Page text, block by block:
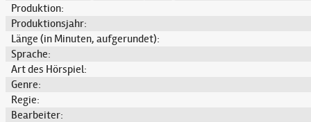
Produktion:
Produktionsjahr:
Länge (in Minuten, aufgerundet):
Sprache:
Art des Hörspiel:
Genre:
Regie:
Bearbeiter: